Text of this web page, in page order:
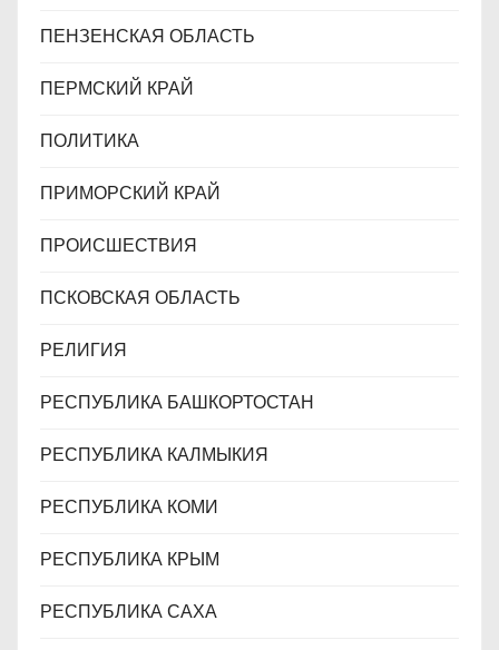
ПЕНЗЕНСКАЯ ОБЛАСТЬ
ПЕРМСКИЙ КРАЙ
ПОЛИТИКА
ПРИМОРСКИЙ КРАЙ
ПРОИСШЕСТВИЯ
ПСКОВСКАЯ ОБЛАСТЬ
РЕЛИГИЯ
РЕСПУБЛИКА БАШКОРТОСТАН
РЕСПУБЛИКА КАЛМЫКИЯ
РЕСПУБЛИКА КОМИ
РЕСПУБЛИКА КРЫМ
РЕСПУБЛИКА САХА